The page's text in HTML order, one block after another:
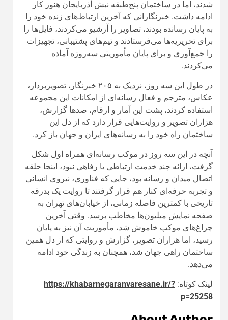
شدند، اما در ساختمان پنج‌طبقه نبش آذربایجان هنوز کار
ادامه داشت. خبرنگارانی که آخرین ارتباط‌های زنده خود را
به پایان رسانده بودند، تصاویر را آرشیو می‌کردند، فایل‌ها را
برای تحریریه‌ها می‌فرستادند و تیم‌های پشتیبانی، تجهیزات
را جمع‌آوری و برای پایان مأموریتی سه‌روزه آماده
می‌کردند.
در طول این سه روز، نزدیک به ۲۰۵ خبرنگار، تصویربردار،
عکاس، مترجم و فعال رسانه‌ای از امکانات این مجموعه
استفاده کردند، پشت این آمار و ارقام، صدها گزارش،
هزاران تصویر و روایت‌هایی قرار دارد که از دل این
ساختمان راه خود را به رسانه‌های ایران و جهان باز کرد.
آنچه در این سه روز در موکب رسانه‌ای همراه اول شکل
گرفت، ارائه چند خدمت ارتباطی یا رفاهی نبود، اینجا حلقه
اتصال میدان و رسانه بود، جایی که فناوری، نیروی انسانی
و تجربه حرفه‌ای کنار هم قرار گرفتند تا روایت یک بدرقه
تاریخی با کمترین فاصله زمانی، از خیابان‌های تهران به
صفحه نمایش میلیون‌ها مخاطب برسد. وقتی آخرین
چراغ‌های موکب خاموش شد، مأموریت آن نیز به پایان
رسید، اما هزاران تصویر، گزارش و روایتی که از دل همین
ساختمان راهی جهان شد، همچنان به زندگی خود ادامه
می‌دهد.
لینک کوتاه: https://khabarnegaranvaresane.ir/?
p=25258